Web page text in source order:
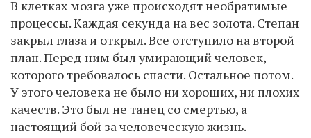
В клетках мозга уже происходят необратимые
процессы. Каждая секунда на вес золота. Степан
закрыл глаза и открыл. Все отступило на второй
план. Перед ним был умирающий человек,
которого требовалось спасти. Остальное потом.
У этого человека не было ни хороших, ни плохих
качеств. Это был не танец со смертью, а
настоящий бой за человеческую жизнь.